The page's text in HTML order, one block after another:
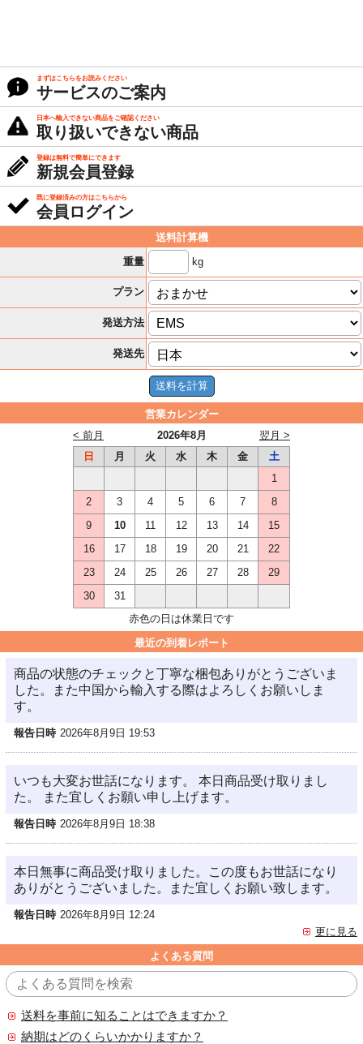
まずはこちらをお読みください
サービスのご案内
日本へ輸入できない商品をご確認ください
取り扱いできない商品
登録は無料で簡単にできます
新規会員登録
既に登録済みの方はこちらから
会員ログイン
送料計算機
重量
kg
プラン
発送方法
発送先
営業カレンダー
2026年8月
< 前月
翌月 >
日
月 火 水 木 金
土
1
2
3 4 5 6 7
8
9
10 11 12 13 14
15
16
17 18 19 20 21
22
23
24 25 26 27 28
29
30
31
赤色の日は休業日です
最近の到着レポート
商品の状態のチェックと丁寧な梱包ありがとうございま
した。また中国から輸入する際はよろしくお願いしま
す。
報告日時 2026年8月9日 19:53
いつも大変お世話になります。 本日商品受け取りまし
た。 また宜しくお願い申し上げます。
報告日時 2026年8月9日 18:38
本日無事に商品受け取りました。この度もお世話になり
ありがとうございました。また宜しくお願い致します。
報告日時 2026年8月9日 12:24
更に見る
よくある質問
送料を事前に知ることはできますか？
納期はどのくらいかかりますか？